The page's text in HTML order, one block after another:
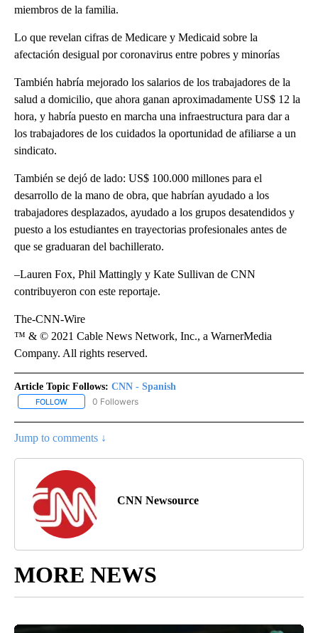
miembros de la familia.
Lo que revelan cifras de Medicare y Medicaid sobre la
afectación desigual por coronavirus entre pobres y minorías
También habría mejorado los salarios de los trabajadores de la
salud a domicilio, que ahora ganan aproximadamente US$ 12 la
hora, y habría puesto en marcha una infraestructura para dar a
los trabajadores de los cuidados la oportunidad de afiliarse a un
sindicato.
También se dejó de lado: US$ 100.000 millones para el
desarrollo de la mano de obra, que habrían ayudado a los
trabajadores desplazados, ayudado a los grupos desatendidos y
puesto a los estudiantes en trayectorias profesionales antes de
que se graduaran del bachillerato.
–Lauren Fox, Phil Mattingly y Kate Sullivan de CNN
contribuyeron con este reportaje.
The-CNN-Wire
™ & © 2021 Cable News Network, Inc., a WarnerMedia
Company. All rights reserved.
Article Topic Follows: CNN - Spanish
FOLLOW FOLLOW "CNN - SPANISH" TO RECEIVE NOTIFICATIONS ABOUT
0 Followers
Jump to comments ↓
CNN Newsource
MORE NEWS